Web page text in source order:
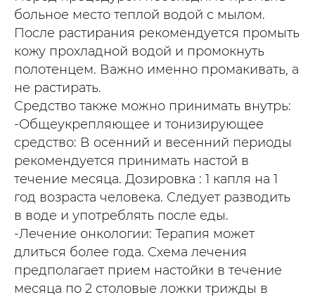
больное место теплой водой с мылом.
После растирания рекомендуется промыть
кожу прохладной водой и промокнуть
полотенцем. Важно именно промакивать, а
не растирать.
Средство также можно принимать внутрь:
-Общеукрепляющее и тонизирующее
средство: В осенний и весенний периоды
рекомендуется принимать настой в
течение месяца. Дозировка : 1 капля на 1
год возраста человека. Следует разводить
в воде и употреблять после еды.
-Лечение онкологии: Терапия может
длиться более года. Схема лечения
предполагает прием настойки в течение
месяца по 2 столовые ложки трижды в